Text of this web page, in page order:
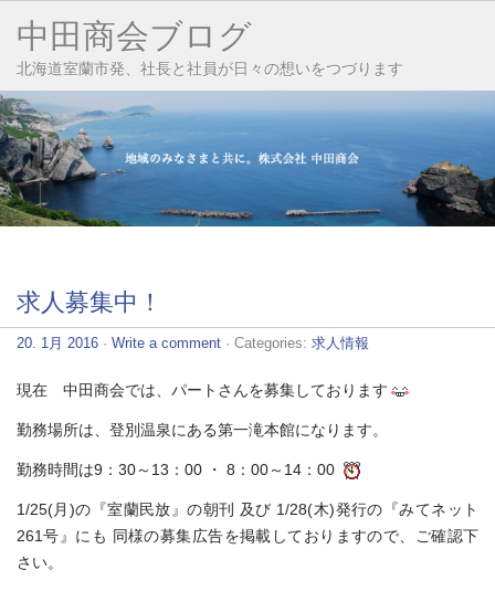
中田商会ブログ
北海道室蘭市発、社長と社員が日々の想いをつづります
求人募集中！
20. 1月 2016 · Write a comment · Categories: 求人情報
現在 中田商会では、パートさんを募集しております
勤務場所は、登別温泉にある第一滝本館になります。
勤務時間は9：30～13：00 ・ 8：00～14：00
1/25(月)の『室蘭民放』の朝刊 及び 1/28(木)発行の『みてネット
261号』にも 同様の募集広告を掲載しておりますので、ご確認下
さい。